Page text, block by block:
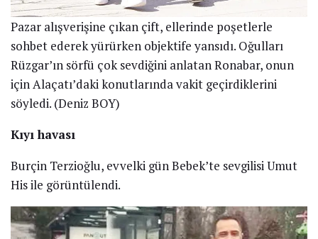
Pazar alışverişine çıkan çift, ellerinde poşetlerle
sohbet ederek yürürken objektife yansıdı. Oğulları
Rüzgar’ın sörfü çok sevdiğini anlatan Ronabar, onun
için Alaçatı’daki konutlarında vakit geçirdiklerini
söyledi. (Deniz BOY)
Kıyı havası
Burçin Terzioğlu, evvelki gün Bebek’te sevgilisi Umut
His ile görüntülendi.